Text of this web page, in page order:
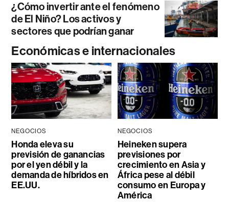
¿Cómo invertir ante el fenómeno
de El Niño? Los activos y
sectores que podrían ganar
Económicas e internacionales
NEGOCIOS
Honda eleva su
previsión de ganancias
por el yen débil y la
demanda de híbridos en
EE.UU.
NEGOCIOS
Heineken supera
previsiones por
crecimiento en Asia y
África pese al débil
consumo en Europa y
América